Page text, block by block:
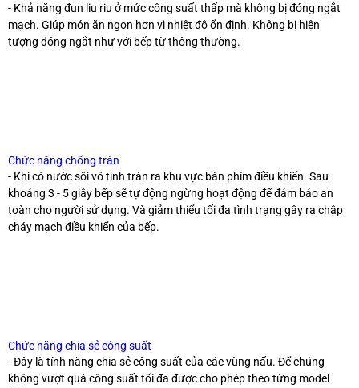
- Khả năng đun liu riu ở mức công suất thấp mà không bị đóng ngắt
mạch. Giúp món ăn ngon hơn vì nhiệt độ ổn định. Không bị hiện
tượng đóng ngắt như với bếp từ thông thường.
Chức năng chống tràn
- Khi có nước sôi vô tình tràn ra khu vực bàn phím điều khiển. Sau
khoảng 3 - 5 giây bếp sẽ tự động ngừng hoạt động để đảm bảo an
toàn cho người sử dụng. Và giảm thiểu tối đa tình trạng gây ra chập
cháy mạch điều khiển của bếp.
Chức năng chia sẻ công suất
- Đây là tính năng chia sẻ công suất của các vùng nấu. Để chúng
không vượt quá công suất tối đa được cho phép theo từng model